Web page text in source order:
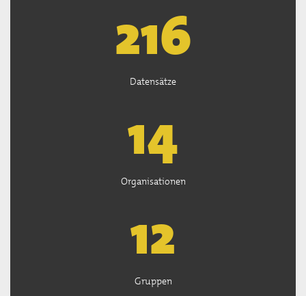
219
Datensätze
14
Organisationen
13
Gruppen